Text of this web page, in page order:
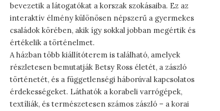
bevezetik a látogatókat a korszak szokásaiba. Ez az
interaktív élmény különösen népszerű a gyermekes
családok körében, akik így sokkal jobban megértik és
értékelik a történelmet.
A házban több kiállítóterem is található, amelyek
részletesen bemutatják Betsy Ross életét, a zászló
történetét, és a függetlenségi háborúval kapcsolatos
érdekességeket. Láthatók a korabeli varrógépek,
textíliák, és természetesen számos zászló – a korai